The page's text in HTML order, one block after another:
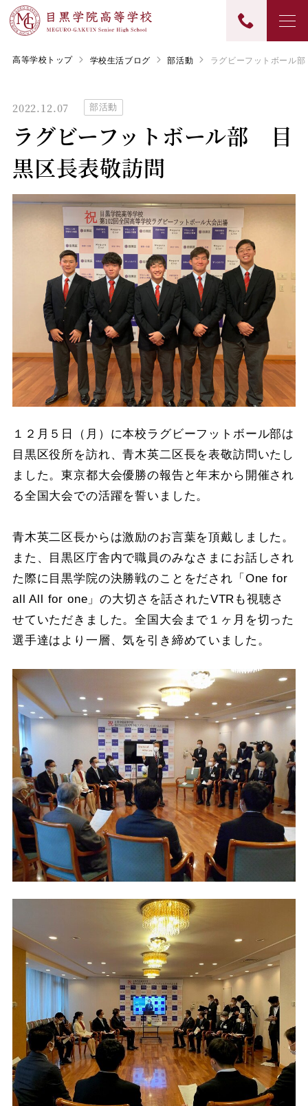
高等学校トップ 学校生活ブログ 部活動 ラグビーフットボール
2022.12.07 部活動
ラグビーフットボール部 目
黒区長表敬訪問
１２月５日（月）に本校ラグビーフットボール部は
目黒区役所を訪れ、青木英二区長を表敬訪問いたし
ました。東京都大会優勝の報告と年末から開催され
る全国大会での活躍を誓いました。
青木英二区長からは激励のお言葉を頂戴しました。
また、目黒区庁舎内で職員のみなさまにお話しされ
た際に目黒学院の決勝戦のことをだされ「One for
all All for one」の大切さを話されたVTRも視聴さ
せていただきました。全国大会まで１ヶ月を切った
選手達はより一層、気を引き締めていました。